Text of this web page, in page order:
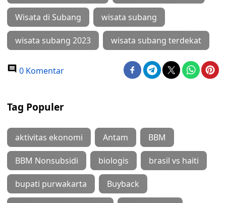
Wisata di Subang wisata subang
wisata subang 2023 wisata subang terdekat
0 Komentar
Tag Populer
aktivitas ekonomi Antam BBM
BBM Nonsubsidi biologis brasil vs haiti
bupati purwakarta Buyback